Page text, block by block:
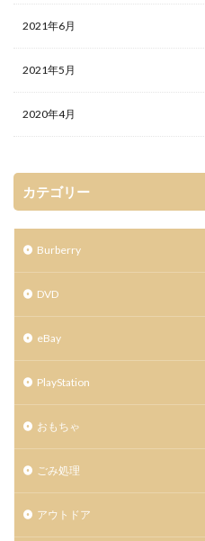
2021年6月
2021年5月
2020年4月
カテゴリー
Burberry
DVD
eBay
PlayStation
おもちゃ
ごみ処理
アウトドア